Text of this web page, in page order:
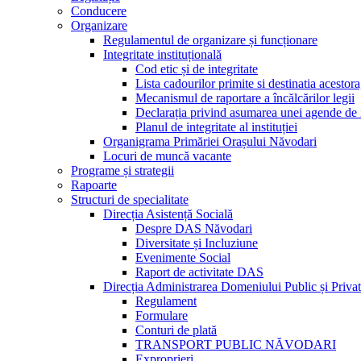
Conducere
Organizare
Regulamentul de organizare și funcționare
Integritate instituțională
Cod etic și de integritate
Lista cadourilor primite si destinatia
Mecanismul de raportare a încălcărilor legii
Declarația privind asumarea unei agende
Planul de integritate al instituției
Organigrama Primăriei Orașului Năvodari
Locuri de muncă vacante
Programe și strategii
Rapoarte
Structuri de specialitate
Direcția Asistență Socială
Despre DAS Năvodari
Diversitate și Incluziune
Evenimente Social
Raport de activitate DAS
Direcția Administrarea Domeniului Public și Privat
Regulament
Formulare
Conturi de plată
TRANSPORT PUBLIC NĂVODARI